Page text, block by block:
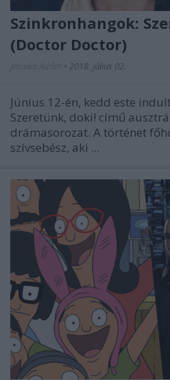
Szinkronhangok:
(Doctor Doctor)
• 2018. július 02.
Június 12-én, kedd este
Szeretünk, doki! című
drámasorozat. A történet
szívsebész, aki ...